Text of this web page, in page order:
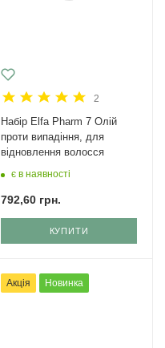
2
Набір Elfa Pharm 7 Олій
проти випадіння, для
відновлення волосся
є в наявності
792,60 грн.
КУПИТИ
Акція Новинка